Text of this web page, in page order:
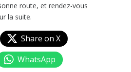
route, et rendez-vous
la suite.
Share on X
WhatsApp